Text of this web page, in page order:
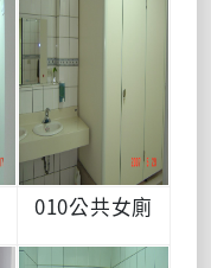
010公共女廁